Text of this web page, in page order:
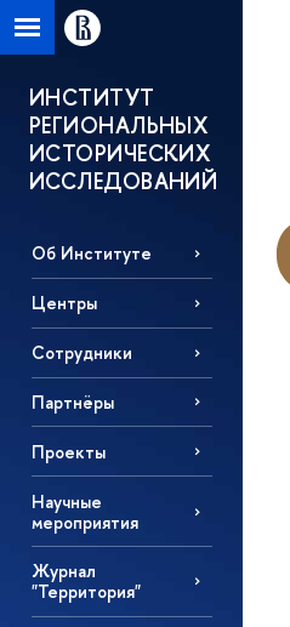
ИНСТИТУТ
РЕГИОНАЛЬНЫХ
ИСТОРИЧЕСКИХ
ИССЛЕДОВАНИЙ
Об Институте
Центры
Сотрудники
Партнёры
Проекты
Научные
мероприятия
Журнал
"Территория"